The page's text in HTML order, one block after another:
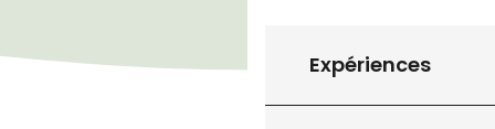
Expériences